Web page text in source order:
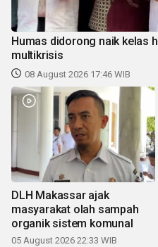
Humas didorong naik kelas
multikrisis
08 August 2026 17:46 WIB
DLH Makassar ajak
masyarakat olah sampah
organik sistem komunal
05 August 2026 22:33 WIB